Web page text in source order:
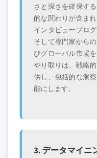
さと深さを確保す
的な関わりが含ま
インタビュープロ
そして専門家から
びグローバル市場
やり取りは、戦略
供し、包括的な洞
能にします。
3. データマイニ